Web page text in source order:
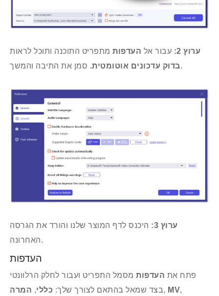
ערוץ 2: עבור אל העדפות מתפריט התוכנה ותוכל לראות
בדוק עדכונים אוטומטית.סמן את התיבה והמשך.
ערוץ 3:
היכנס לדף המוצר שלנו והורד את הגרסה
האחרונה.
העדפות
פתח את העדפות מסמל התפריט ועבור לחלק הרלוונטי
בצד שמאל בהתאם לצורך שלך: כללי, המרה , MV,